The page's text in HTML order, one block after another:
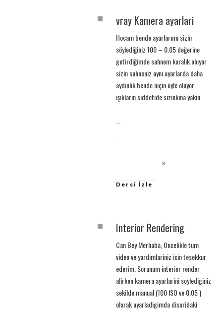
vray Kamera ayarlari
Hocam bende ayarlarımı sizin
söylediğiniz 100 – 0.05 değerine
getirdiğimde sahnem karalık oluyor
sizin sahneniz aynı ayarlarda daha
aydınlık bende niçin öyle oluyor
ışıkların siddetide sizinkina yakın
Dersi İzle
Interior Rendering
Can Bey Merhaba, Oncelikle tum
video ve yardimlariniz icin tesekkur
ederim. Sorunum interior render
alirken kamera ayarlarini soylediginiz
sekilde manual (100 ISO ve 0.05 )
olarak ayarladigimda disaridaki